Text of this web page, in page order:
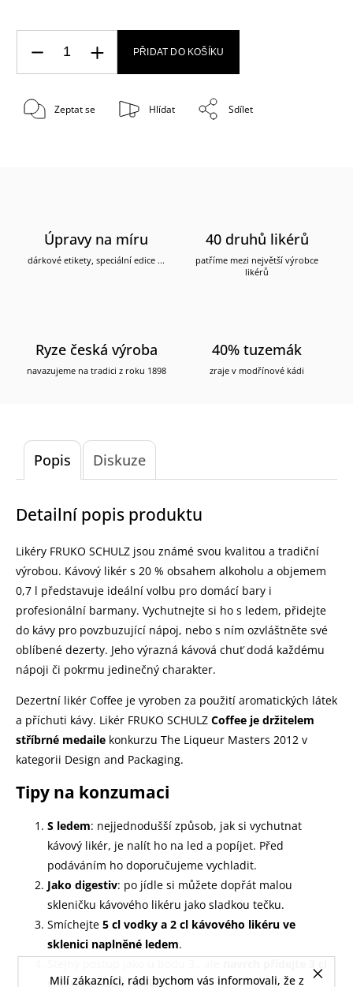
Milí zákazníci, rádi bychom vás informovali, že z
PŘIDAT DO KOŠÍKU
Zeptat se Hlídat Sdílet
Úpravy na míru
dárkové etikety, speciální edice ...
40 druhů likérů
patříme mezi největší výrobce
likérů
Ryze česká výroba
navazujeme na tradici z roku 1898
40% tuzemák
zraje v modřínové kádi
Popis Diskuze
Detailní popis produktu
Likéry FRUKO SCHULZ jsou známé svou kvalitou a tradiční
výrobou. Kávový likér s 20 % obsahem alkoholu a objemem
0,7 l představuje ideální volbu pro domácí bary i
profesionální barmany. Vychutnejte si ho s ledem, přidejte
do kávy pro povzbuzující nápoj, nebo s ním ozvláštněte své
oblíbené dezerty. Jeho výrazná kávová chuť dodá každému
nápoji či pokrmu jedinečný charakter.
Dezertní likér Coffee je vyroben za použití aromatických látek
a příchuti kávy. Likér FRUKO SCHULZ Coffee je držitelem
stříbrné medaile konkurzu The Liqueur Masters 2012 v
kategorii Design and Packaging.
Tipy na konzumaci
S ledem: nejjednodušší způsob, jak si vychutnat
kávový likér, je nalít ho na led a popíjet. Před
podáváním ho doporučujeme vychladit.
Jako digestiv: po jídle si můžete dopřát malou
skleničku kávového likéru jako sladkou tečku.
Smíchejte 5 cl vodky a 2 cl kávového likéru ve
sklenici naplněné ledem.
smetany nebo mléka.